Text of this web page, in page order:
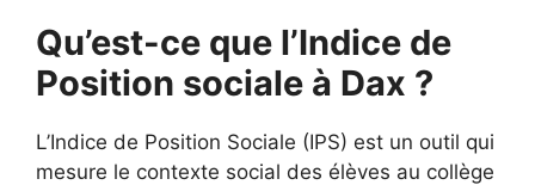
Qu’est-ce que l’Indice de
Position sociale à Dax ?
L’Indice de Position Sociale (IPS) est un outil qui
mesure le contexte social des élèves au collège